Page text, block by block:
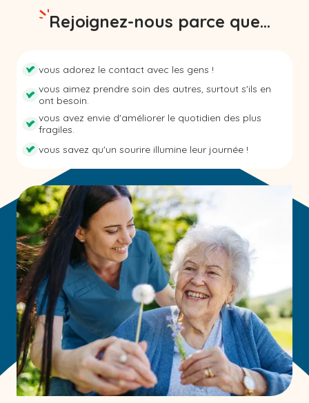
Rejoignez-nous parce que...
vous adorez le contact avec les gens !
vous aimez prendre soin des autres, surtout s'ils en
ont besoin.
vous avez envie d'améliorer le quotidien des plus
fragiles.
vous savez qu'un sourire illumine leur journée !